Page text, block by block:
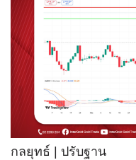
กลยุทธ์ | ปรับฐาน